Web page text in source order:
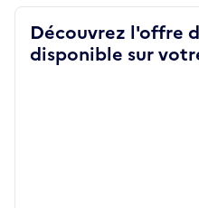
Découvrez l'offre
disponible sur